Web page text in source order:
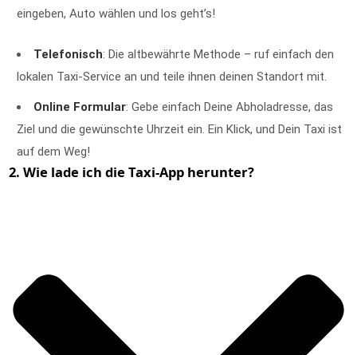
eingeben, Auto wählen und los geht’s!
Telefonisch: Die altbewährte Methode – ruf einfach den
lokalen Taxi-Service an und teile ihnen deinen Standort mit.
Online Formular: Gebe einfach Deine Abholadresse, das
Ziel und die gewünschte Uhrzeit ein. Ein Klick, und Dein Taxi ist
auf dem Weg!
2. Wie lade ich die Taxi-App herunter?